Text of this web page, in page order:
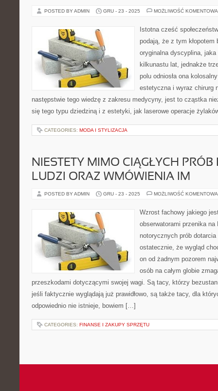
POSTED BY ADMIN GRU - 23 - 2025 MOŻLIWOŚĆ
Istotna cześć
podają, że z tym
oryginalna dyscyplina,
kilkunastu lat, jednakże
polu odniosła ona
estetyczna i wyraz chirurg
następstwie tego wiedzę z zakresu medycyny, jest to cząstka
się tego typu dziedziną i z estetyki, jak laserowe operacje
CATEGORIES: MODA I STYLIZACJA
NIESTETY MIMO CIĄGŁYCH
LUDZI ORAZ WMÓWIENIA IM
POSTED BY ADMIN GRU - 23 - 2025 MOŻLIWOŚĆ
Wzrost fachowy jakiego
obserwatorami przenika na
notorycznych prób
ostatecznie, że wygląd
on od żadnym pozorem
osób na całym globie
przeszkodami dotyczącymi swojej wagi. Są tacy, którzy
jeśli faktycznie wyglądają już prawidłowo, są także tacy, dla
odpowiednio nie istnieje, bowiem […]
CATEGORIES: FINANSE I ZAKUPY SPRZĘTU